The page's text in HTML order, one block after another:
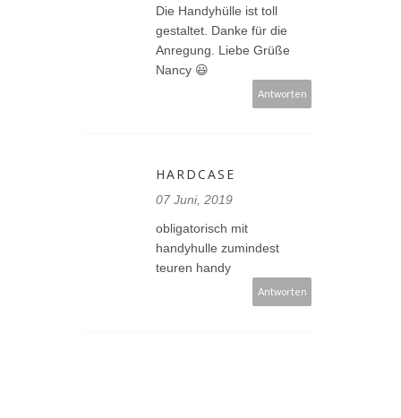
Die Handyhülle ist toll
gestaltet. Danke für die
Anregung. Liebe Grüße
Nancy 😃
Antworten
HARDCASE
07 Juni, 2019
obligatorisch mit
handyhulle zumindest
teuren handy
Antworten